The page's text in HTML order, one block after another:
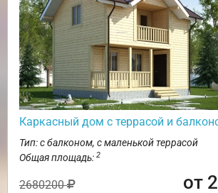
Каркасный дом с террасой и
Тип: с балконом, с маленькой террасой
Общая площадь: 2
2680200 от